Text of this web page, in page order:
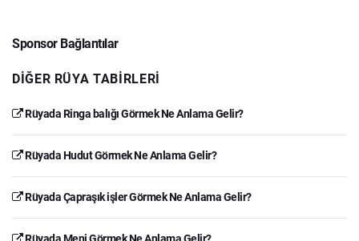
Sponsor Bağlantılar
DIĞER RÜYA TABIRLERI
Rüyada Ringa balığı Görmek Ne Anlama Gelir?
Rüyada Hudut Görmek Ne Anlama Gelir?
Rüyada Çapraşık işler Görmek Ne Anlama Gelir?
Rüyada Meni Görmek Ne Anlama Gelir?